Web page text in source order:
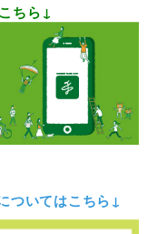
ちら↓
ついてはこちら↓